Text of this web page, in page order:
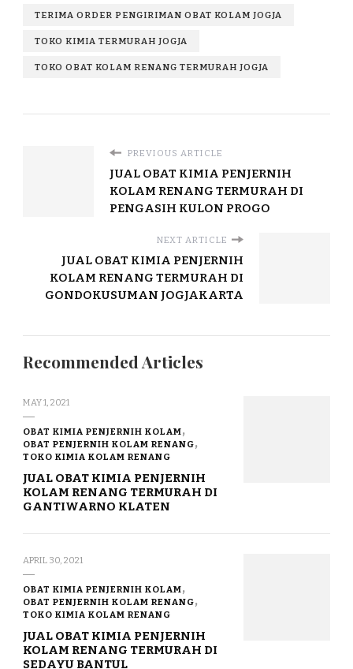
TERIMA ORDER PENGIRIMAN OBAT KOLAM JOGJA
TOKO KIMIA TERMURAH JOGJA
TOKO OBAT KOLAM RENANG TERMURAH JOGJA
PREVIOUS ARTICLE
JUAL OBAT KIMIA PENJERNIH
KOLAM RENANG TERMURAH DI
PENGASIH KULON PROGO
NEXT ARTICLE
JUAL OBAT KIMIA PENJERNIH
KOLAM RENANG TERMURAH DI
GONDOKUSUMAN JOGJAKARTA
Recommended Articles
MAY 1, 2021
OBAT KIMIA PENJERNIH KOLAM
OBAT PENJERNIH KOLAM RENANG
TOKO KIMIA KOLAM RENANG
JUAL OBAT KIMIA PENJERNIH
KOLAM RENANG TERMURAH DI
GANTIWARNO KLATEN
APRIL 30, 2021
OBAT KIMIA PENJERNIH KOLAM
OBAT PENJERNIH KOLAM RENANG
TOKO KIMIA KOLAM RENANG
JUAL OBAT KIMIA PENJERNIH
KOLAM RENANG TERMURAH DI
SEDAYU BANTUL